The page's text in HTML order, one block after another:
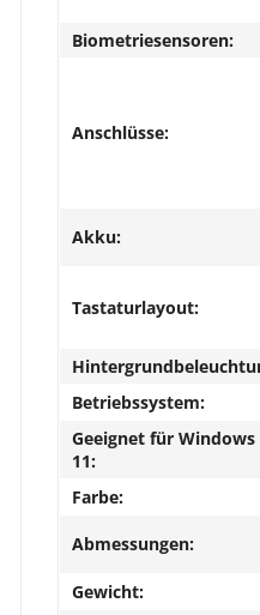
Biometriesensoren:
Anschlüsse:
Akku:
Tastaturlayout:
Betriebssystem:
Geeignet für Windows
11:
Farbe:
Abmessungen:
Gewicht: